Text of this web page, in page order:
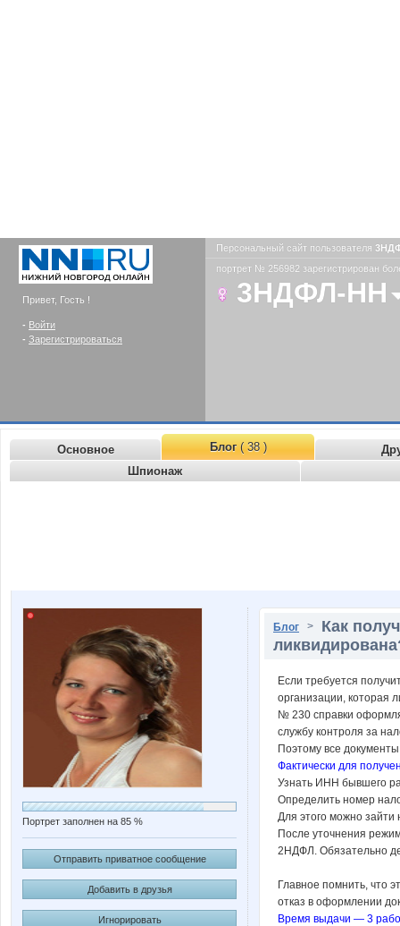
Привет, Гость !
- Войти
- Зарегистрироваться
Персональный сайт пользователя
портрет № 256982 зарегистрирован
3НДФЛ-НН
Основное Блог( 38 )
Шпионаж
Портрет заполнен на 85 %
Отправить приватное сообщение
Добавить в друзья
Игнорировать
Блог > Как
Если требуется
организации, которая
№ 230 справки
службу контроля за
Поэтому все
Фактически для
Узнать ИНН бывшего
Определить номер
Для этого можно зайти
После уточнения
2НДФЛ. Обязательно
Главное помнить, что
отказ в оформлении
Время выдачи — 3